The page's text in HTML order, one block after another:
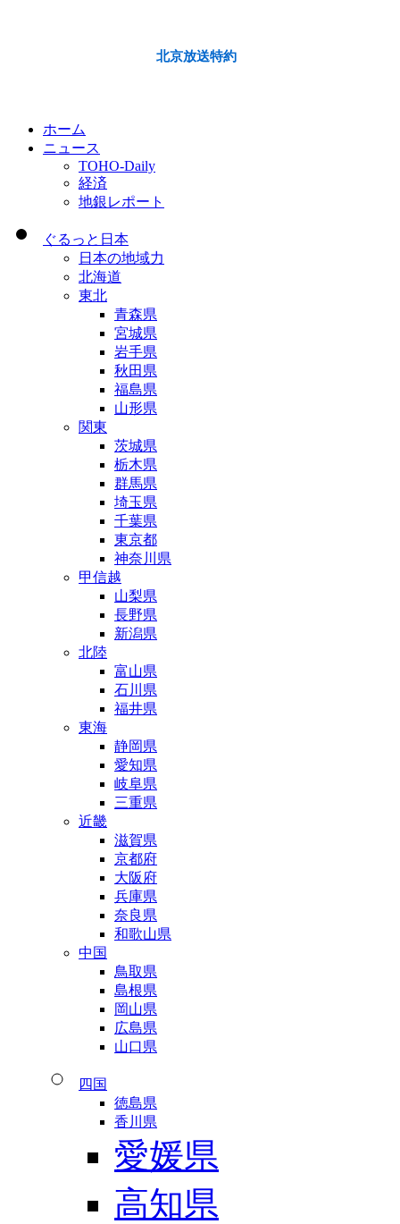
北京放送特約
ホーム
ニュース
TOHO-Daily
経済
地銀レポート
ぐるっと日本
日本の地域力
北海道
東北
青森県
宮城県
岩手県
秋田県
福島県
山形県
関東
茨城県
栃木県
群馬県
埼玉県
千葉県
東京都
神奈川県
甲信越
山梨県
長野県
新潟県
北陸
富山県
石川県
福井県
東海
静岡県
愛知県
岐阜県
三重県
近畿
滋賀県
京都府
大阪府
兵庫県
奈良県
和歌山県
中国
鳥取県
島根県
岡山県
広島県
山口県
四国
徳島県
香川県
愛媛県
高知県